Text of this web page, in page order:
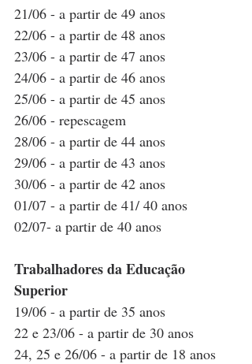
21/06 - a partir de 49 anos
22/06 - a partir de 48 anos
23/06 - a partir de 47 anos
24/06 - a partir de 46 anos
25/06 - a partir de 45 anos
26/06 - repescagem
28/06 - a partir de 44 anos
29/06 - a partir de 43 anos
30/06 - a partir de 42 anos
01/07 - a partir de 41/ 40 anos
02/07- a partir de 40 anos
Trabalhadores da Educação
Superior
19/06 - a partir de 35 anos
22 e 23/06 - a partir de 30 anos
24, 25 e 26/06 - a partir de 18 anos